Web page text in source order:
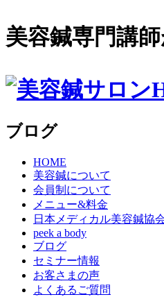
美容鍼専門講
ブログ
HOME
美容鍼について
会員制について
メニュー&料金
日本メディカル美容鍼協
peek a body
ブログ
セミナー情報
お客さまの声
よくあるご質問